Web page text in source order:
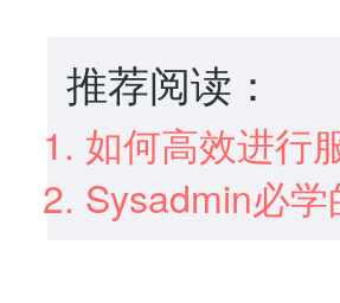
推荐阅读：
如何高效进行
Sysadmin必